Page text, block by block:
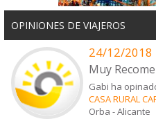
OPINIONES DE VIAJEROS
24/12/2018
Muy
Gabi ha
CASA RURAL
Orba -Alicante